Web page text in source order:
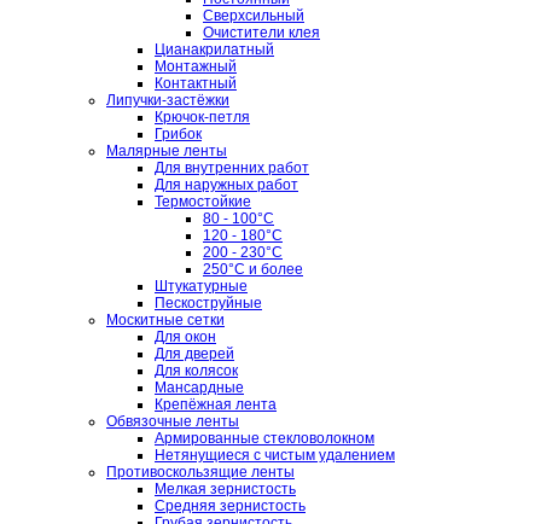
Сверхсильный
Очистители клея
Цианакрилатный
Монтажный
Контактный
Липучки-застёжки
Крючок-петля
Грибок
Малярные ленты
Для внутренних работ
Для наружных работ
Термостойкие
80 - 100°C
120 - 180°C
200 - 230°C
250°C и более
Штукатурные
Пескоструйные
Москитные сетки
Для окон
Для дверей
Для колясок
Мансардные
Крепёжная лента
Обвязочные ленты
Армированные стекловолокном
Нетянущиеся с чистым удалением
Противоскользящие ленты
Мелкая зернистость
Средняя зернистость